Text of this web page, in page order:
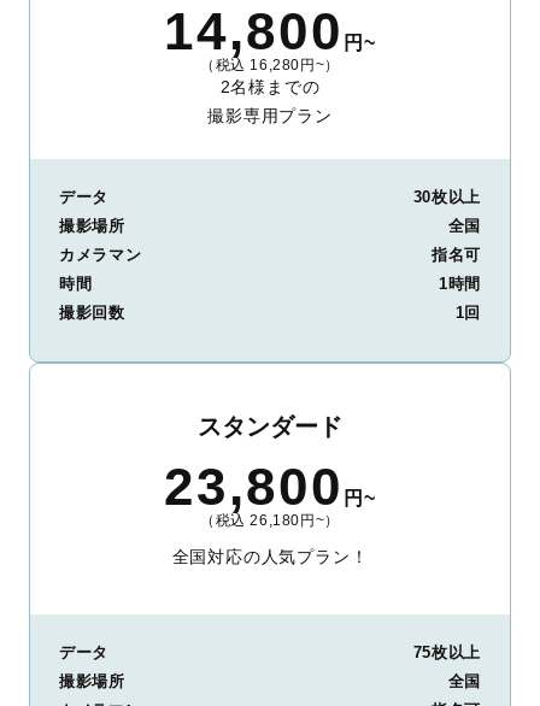
14,800 円~
（税込 16,280円~）
2名様までの
撮影専用プラン
データ
30枚以上
撮影場所
全国
カメラマン
指名可
時間
1時間
撮影回数
1回
スタンダード
23,800 円~
（税込 26,180円~）
全国対応の人気プラン！
データ
75枚以上
撮影場所
全国